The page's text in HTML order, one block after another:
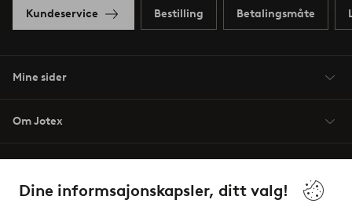
Dine informsajonskapsler, ditt valg!
Kundeservice Bestilling Betalingsmåte
Mine sider
Om Jotex